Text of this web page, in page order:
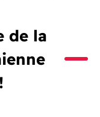
de la